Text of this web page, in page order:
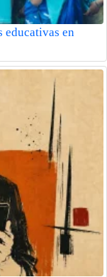
educativas en